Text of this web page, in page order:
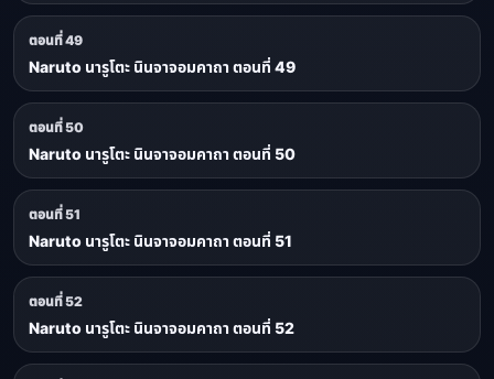
ตอนที่ 49
Naruto นารูโตะ นินจาจอมคาถา ตอนที่ 49
ตอนที่ 50
Naruto นารูโตะ นินจาจอมคาถา ตอนที่ 50
ตอนที่ 51
Naruto นารูโตะ นินจาจอมคาถา ตอนที่ 51
ตอนที่ 52
Naruto นารูโตะ นินจาจอมคาถา ตอนที่ 52